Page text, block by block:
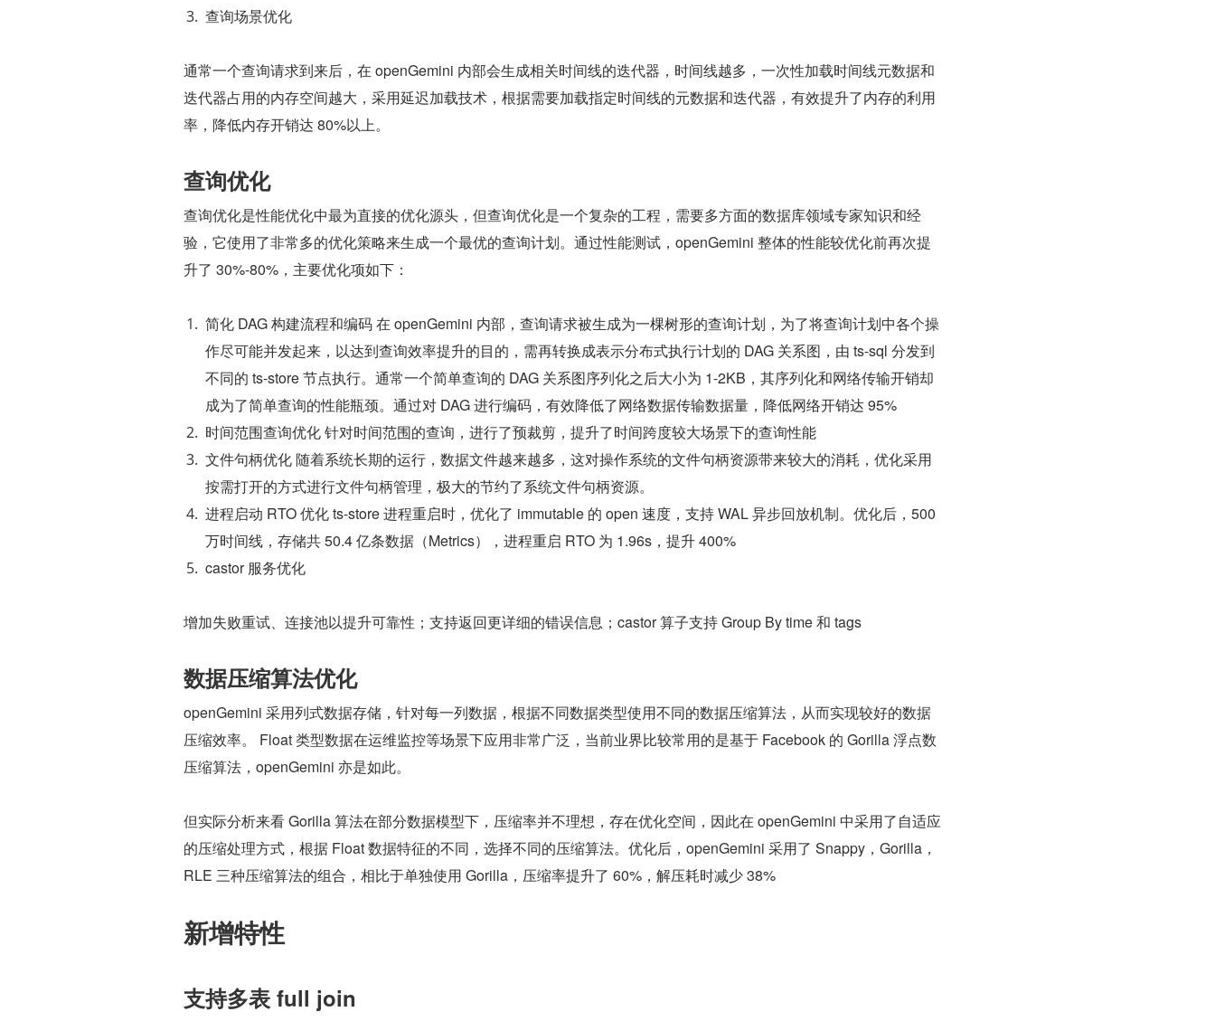
查询场景优化
通常一个查询请求到来后，在 openGemini 内部会生成相关时间线的迭代器，时间线越多，一次性加载时间线元数据和
迭代器占用的内存空间越大，采用延迟加载技术，根据需要加载指定时间线的元数据和迭代器，有效提升了内存的利用
率，降低内存开销达 80%以上。
查询优化
查询优化是性能优化中最为直接的优化源头，但查询优化是一个复杂的工程，需要多方面的数据库领域专家知识和经
验，它使用了非常多的优化策略来生成一个最优的查询计划。通过性能测试，openGemini 整体的性能较优化前再次提
升了 30%-80%，主要优化项如下：
简化 DAG 构建流程和编码 在 openGemini 内部，查询请求被生成为一棵树形的查询计划，为了将查询计划中各个操
作尽可能并发起来，以达到查询效率提升的目的，需再转换成表示分布式执行计划的 DAG 关系图，由 ts-sql 分发到
不同的 ts-store 节点执行。通常一个简单查询的 DAG 关系图序列化之后大小为 1-2KB，其序列化和网络传输开销却
成为了简单查询的性能瓶颈。通过对 DAG 进行编码，有效降低了网络数据传输数据量，降低网络开销达 95%
时间范围查询优化 针对时间范围的查询，进行了预裁剪，提升了时间跨度较大场景下的查询性能
文件句柄优化 随着系统长期的运行，数据文件越来越多，这对操作系统的文件句柄资源带来较大的消耗，优化采用
按需打开的方式进行文件句柄管理，极大的节约了系统文件句柄资源。
进程启动 RTO 优化 ts-store 进程重启时，优化了 immutable 的 open 速度，支持 WAL 异步回放机制。优化后，500
万时间线，存储共 50.4 亿条数据（Metrics），进程重启 RTO 为 1.96s，提升 400%
castor 服务优化
增加失败重试、连接池以提升可靠性；支持返回更详细的错误信息；castor 算子支持 Group By time 和 tags
数据压缩算法优化
openGemini 采用列式数据存储，针对每一列数据，根据不同数据类型使用不同的数据压缩算法，从而实现较好的数据
压缩效率。 Float 类型数据在运维监控等场景下应用非常广泛，当前业界比较常用的是基于 Facebook 的 Gorilla 浮点数
压缩算法，openGemini 亦是如此。
但实际分析来看 Gorilla 算法在部分数据模型下，压缩率并不理想，存在优化空间，因此在 openGemini 中采用了自适应
的压缩处理方式，根据 Float 数据特征的不同，选择不同的压缩算法。优化后，openGemini 采用了 Snappy，Gorilla，
RLE 三种压缩算法的组合，相比于单独使用 Gorilla，压缩率提升了 60%，解压耗时减少 38%
新增特性
支持多表 full join